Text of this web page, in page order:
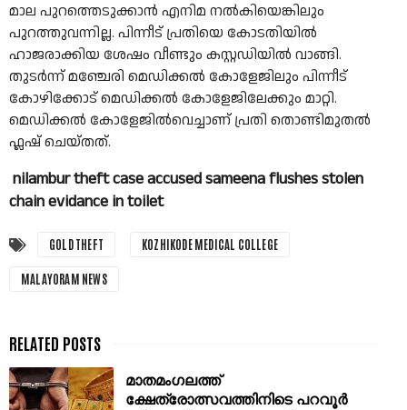
മാല പുറത്തെടുക്കാൻ എനിമ നൽകിയെങ്കിലും
പുറത്തുവന്നില്ല. പിന്നീട് പ്രതിയെ കോടതിയിൽ
ഹാജരാക്കിയ ശേഷം വീണ്ടും കസ്റ്റഡിയിൽ വാങ്ങി.
തുടർന്ന് മഞ്ചേരി മെഡിക്കൽ കോളേജിലും പിന്നീട്
കോഴിക്കോട് മെഡിക്കൽ കോളേജിലേക്കും മാറ്റി.
മെഡിക്കൽ കോളേജിൽവെച്ചാണ് പ്രതി തൊണ്ടിമുതൽ
ഫ്ലഷ് ചെയ്തത്.
nilambur theft case accused sameena flushes stolen
chain evidance in toilet
GOLD THEFT KOZHIKODE MEDICAL COLLEGE
MALAYORAM NEWS
മാതമംഗലത്ത്
ക്ഷേത്രോത്സവത്തിനിടെ പറവൂര്‍